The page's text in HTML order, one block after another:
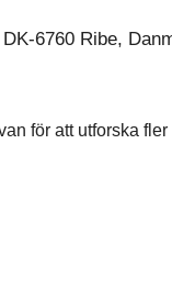
6760 Ribe,
för att utforska fler